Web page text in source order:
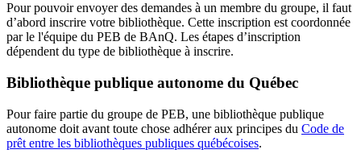
Pour pouvoir envoyer des demandes à un membre du groupe, il faut
d’abord inscrire votre bibliothèque. Cette inscription est coordonnée
par le l'équipe du PEB de BAnQ. Les étapes d’inscription
dépendent du type de bibliothèque à inscrire.
Bibliothèque publique autonome du Québec
Pour faire partie du groupe de PEB, une bibliothèque publique
autonome doit avant toute chose adhérer aux principes du Code de
prêt entre les bibliothèques publiques québécoises.